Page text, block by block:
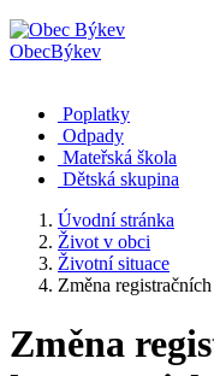
ObecBýkev
Poplatky
Odpady
Mateřská škola
Dětská skupina
Úvodní stránka
Život v obci
Životní situace
Změna
Změna